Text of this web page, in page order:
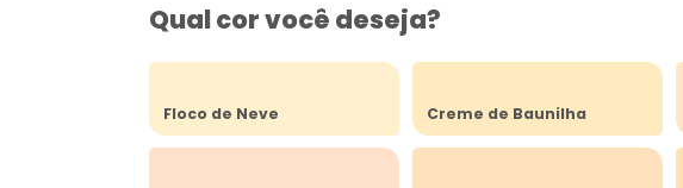
Qual cor você deseja?
Floco de Neve Creme de Baunilha